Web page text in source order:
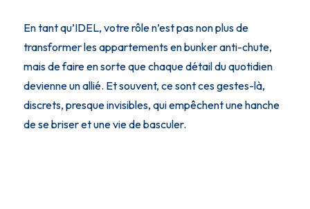
En tant qu’IDEL, votre rôle n’est pas non plus de
transformer les appartements en bunker anti-chute,
mais de faire en sorte que chaque détail du quotidien
devienne un allié. Et souvent, ce sont ces gestes-là,
discrets, presque invisibles, qui empêchent une hanche
de se briser et une vie de basculer.